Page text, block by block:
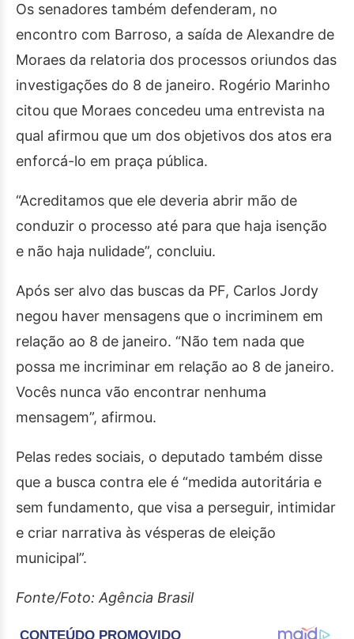
Os senadores também defenderam, no
encontro com Barroso, a saída de Alexandre de
Moraes da relatoria dos processos oriundos das
investigações do 8 de janeiro. Rogério Marinho
citou que Moraes concedeu uma entrevista na
qual afirmou que um dos objetivos dos atos era
enforcá-lo em praça pública.
“Acreditamos que ele deveria abrir mão de
conduzir o processo até para que haja isenção
e não haja nulidade”, concluiu.
Após ser alvo das buscas da PF, Carlos Jordy
negou haver mensagens que o incriminem em
relação ao 8 de janeiro. “Não tem nada que
possa me incriminar em relação ao 8 de janeiro.
Vocês nunca vão encontrar nenhuma
mensagem”, afirmou.
Pelas redes sociais, o deputado também disse
que a busca contra ele é “medida autoritária e
sem fundamento, que visa a perseguir, intimidar
e criar narrativa às vésperas de eleição
municipal”.
Fonte/Foto: Agência Brasil